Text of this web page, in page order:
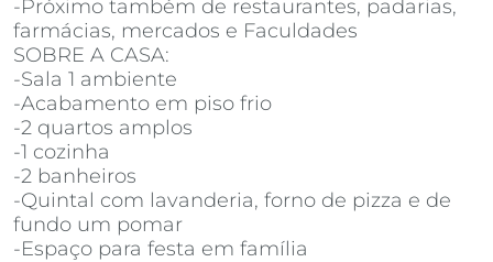
-Próximo também de restaurantes, padarias,
farmácias, mercados e Faculdades
SOBRE A CASA:
-Sala 1 ambiente
-Acabamento em piso frio
-2 quartos amplos
-1 cozinha
-2 banheiros
-Quintal com lavanderia, forno de pizza e de
fundo um pomar
-Espaço para festa em família